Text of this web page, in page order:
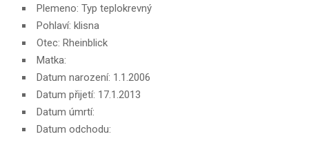
Plemeno: Typ teplokrevný
Pohlaví: klisna
Otec: Rheinblick
Matka:
Datum narození: 1.1.2006
Datum přijetí: 17.1.2013
Datum úmrtí:
Datum odchodu: